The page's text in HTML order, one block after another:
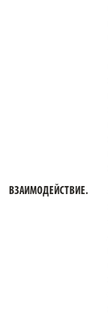
ВЗАИМОДЕЙСТВИЕ.